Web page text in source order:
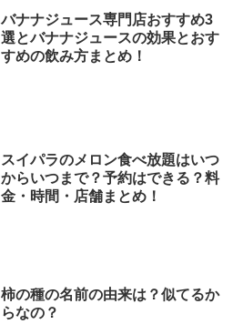
バナナジュース専門店おすすめ3
選とバナナジュースの効果とおす
すめの飲み方まとめ！
スイパラのメロン食べ放題はいつ
からいつまで？予約はできる？料
金・時間・店舗まとめ！
柿の種の名前の由来は？似てるか
らなの？